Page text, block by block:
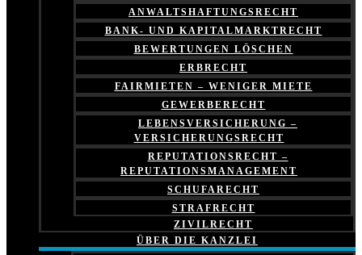
ANWALTSHAFTUNGSRECHT
BANK- UND KAPITALMARKTRECHT
BEWERTUNGEN LÖSCHEN
ERBRECHT
FAIRMIETEN – WENIGER MIETE
GEWERBERECHT
LEBENSVERSICHERUNG –
VERSICHERUNGSRECHT
REPUTATIONSRECHT –
REPUTATIONSMANAGEMENT
SCHUFARECHT
STRAFRECHT
ZIVILRECHT
ÜBER DIE KANZLEI